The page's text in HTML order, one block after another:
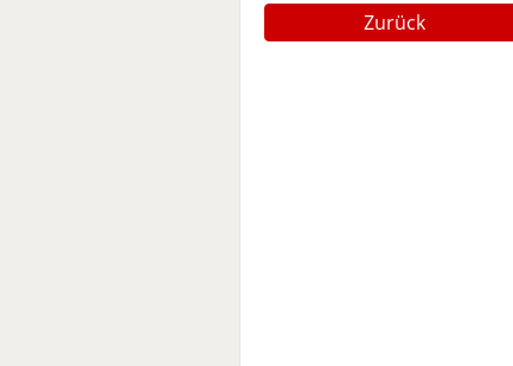
Zurück